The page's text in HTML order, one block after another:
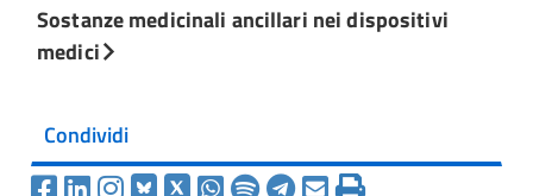
Sostanze medicinali ancillari nei dispositivi
medici
Condividi